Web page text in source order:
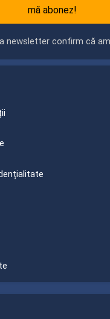
mă abonez!
newsletter confirm că